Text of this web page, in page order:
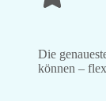
Die
können –